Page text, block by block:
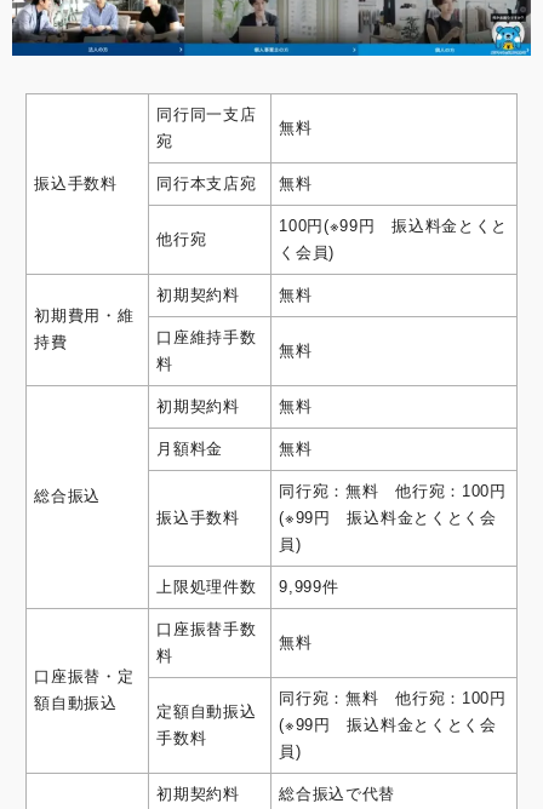
振込手数料
同行同一支店
宛
無料
同行本支店宛 無料
他行宛
100円(※99円 振込料金とくと
く会員)
初期費用・維
持費
初期契約料 無料
口座維持手数
料
無料
総合振込
初期契約料 無料
月額料金 無料
振込手数料
同行宛：無料 他行宛：100円
(※99円 振込料金とくとく会
員)
上限処理件数 9,999件
口座振替・定
額自動振込
口座振替手数
料
無料
定額自動振込
手数料
同行宛：無料 他行宛：100円
(※99円 振込料金とくとく会
員)
初期契約料 総合振込で代替